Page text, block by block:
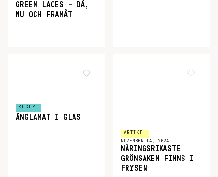
GREEN LACES – DÅ,
NU OCH FRAMÅT
RECEPT
ÄNGLAMAT I GLAS
ARTIKEL
NOVEMBER 14, 2024
NÄRINGSRIKASTE
GRÖNSAKEN FINNS I
FRYSEN